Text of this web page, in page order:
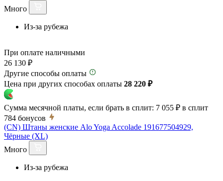
Много
Из-за рубежа
При оплате наличными
26 130 ₽
Другие способы оплаты
Цена при других способах оплаты 28 220 ₽
Сумма месячной платы, если брать в сплит: 7 055 ₽ в сплит
784 бонусов
(CN) Штаны женские Alo Yoga Accolade 191677504929,
Чёрные (XL)
Много
Из-за рубежа